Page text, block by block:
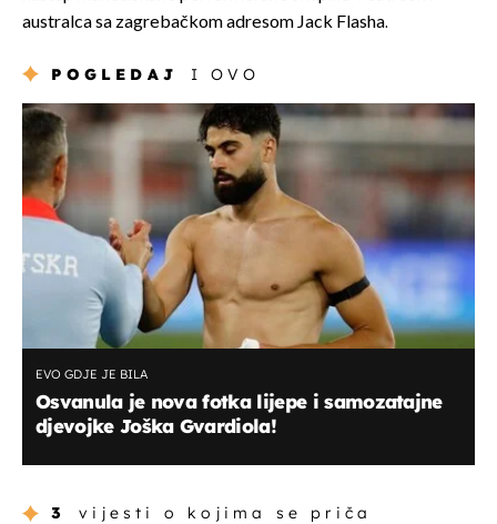
australca sa zagrebačkom adresom Jack Flasha.
POGLEDAJ I OVO
EVO GDJE JE BILA
Osvanula je nova fotka lijepe i samozatajne
djevojke Joška Gvardiola!
3 vijesti o kojima se priča